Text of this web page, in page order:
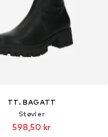
TT. BAGATT
Støvler
598,50 kr